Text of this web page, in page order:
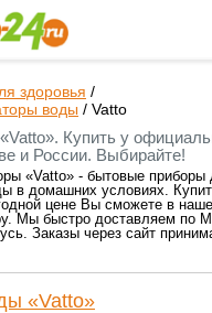
здоровья /
воды / Vatto
Купить у
и России. Выбирайте!
«Vatto» - бытовые приборы
в домашних условиях.
цене Вы сможете в
Мы быстро доставляем по
Заказы через сайт
«Vatto»